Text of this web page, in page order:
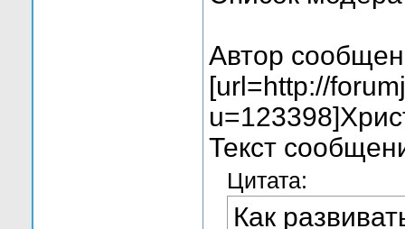
Автор
[url=http://
Текст
Цитата:
Как